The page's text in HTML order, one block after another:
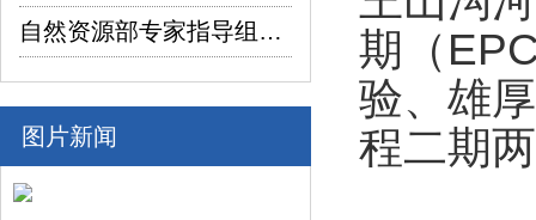
自然资源部专家指导组深入陕西省镇坪县红阳萤石矿普查项目调研指导工作
图片新闻
期（
验、雄
程二期